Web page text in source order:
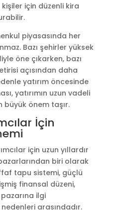
için düzenli kira
piyasasında her
Bazı şehirler yüksek
öne çıkarken, bazı
açısından daha
yatırım öncesinde
yatırımın uzun vadeli
büyük önem taşır.
İçin
için uzun yıllardır
biri olarak
tapu sistemi, güçlü
finansal düzeni,
ilgi
arasındadır.